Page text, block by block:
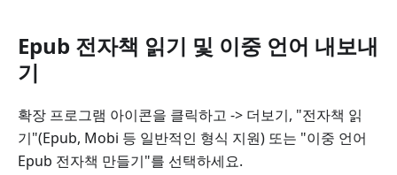
Epub 전자책 읽기 및 이중 언어 내보내
기
확장 프로그램 아이콘을 클릭하고 -> 더보기, "전자책 읽
기"(Epub, Mobi 등 일반적인 형식 지원) 또는 "이중 언어
Epub 전자책 만들기"를 선택하세요.